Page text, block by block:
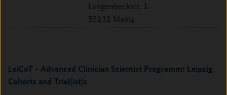
Langenbeckstr. 1
55131 Mainz
LeiCoT - Advanced Clinician Scientist Programm: Leipzig
Cohorts and Trial(ist)s